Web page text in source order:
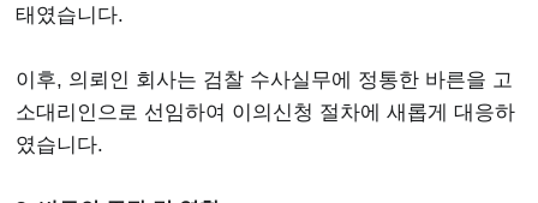
태였습니다.
이후, 의뢰인 회사는 검찰 수사실무에 정통한 바른을 고
소대리인으로 선임하여 이의신청 절차에 새롭게 대응하
였습니다.